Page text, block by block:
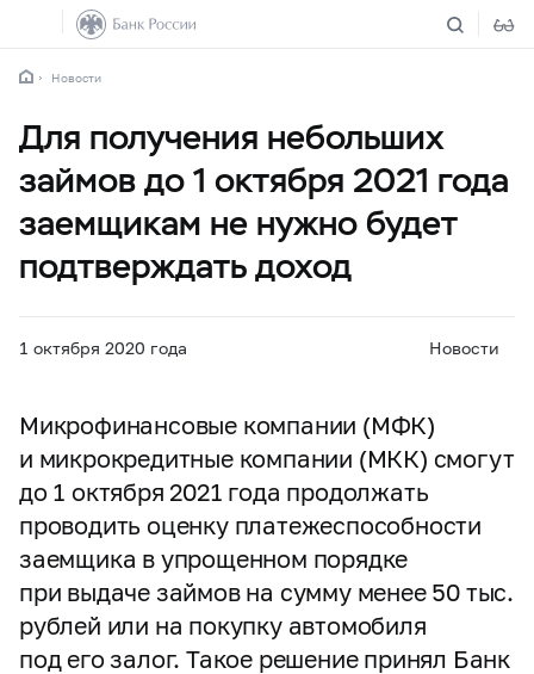
Новости
Для получения небольших
займов до 1 октября 2021 года
заемщикам не нужно будет
подтверждать доход
1 октября 2020 года Новости
Микрофинансовые компании (МФК)
и микрокредитные компании (МКК) смогут
до 1 октября 2021 года продолжать
проводить оценку платежеспособности
заемщика в упрощенном порядке
при выдаче займов на сумму менее 50 тыс.
рублей или на покупку автомобиля
под его залог. Такое решение принял Банк